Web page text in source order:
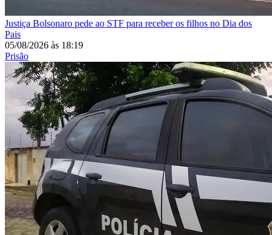
Justiça Bolsonaro pede ao STF para receber os filhos no Dia dos
Pais
05/08/2026 às 18:19
Prisão